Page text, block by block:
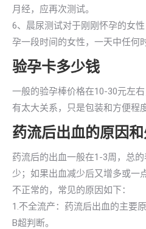
月经，应再次测试。
6、晨尿测试对于刚刚怀孕的女
孕一段时间的女性，一天中任何
验孕卡多少钱
一般的验孕棒价格在10-30元左
有太大关系，只是包装和方便程
药流后出血的原因
药流后的出血一般在1-3周，总
少；如果出血减少后又增多或一
不正常的，常见的原因如下：
1.不全流产：药流后出血的主要
B超判断。